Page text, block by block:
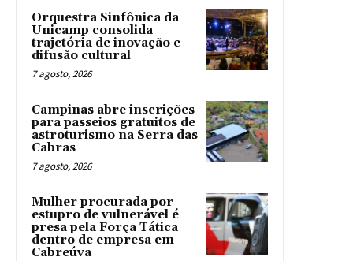
Orquestra Sinfônica da
Unicamp consolida
trajetória de inovação e
difusão cultural
7 agosto, 2026
Campinas abre inscrições
para passeios gratuitos de
astroturismo na Serra das
Cabras
7 agosto, 2026
Mulher procurada por
estupro de vulnerável é
presa pela Força Tática
dentro de empresa em
Cabreúva